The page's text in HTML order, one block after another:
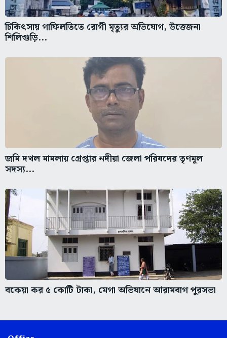
চিকিৎসায় গাফিলতিতে রোগী মৃত্যুর অভিযোগ, উত্তেজনা
শিলিগুড়ি...
জমি দখল মামলায় গ্রেপ্তার নদীয়া জেলা পরিষদের তৃণমূল
সদস্য...
বকেয়া কর ৫ কোটি টাকা, মেগা অভিযানে আরামবাগ পুরসভা